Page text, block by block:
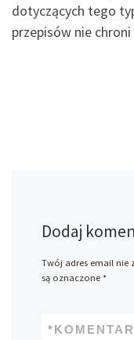
dotyczących tego
przepisów nie
Dodaj
Twój adres email nie
są oznaczone *
*